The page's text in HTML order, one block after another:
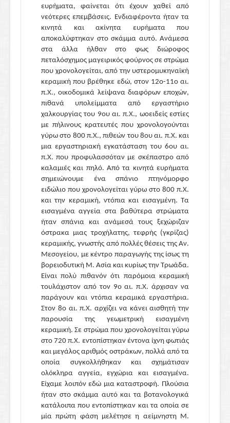
ευρήματα, φαίνεται ότι έχουν χαθεί από
νεότερες επεμβάσεις. Ενδιαφέροντα ήταν τα
κινητά και ακίνητα ευρήματα που
αποκαλύφτηκαν στο σκάμμα αυτό. Ανάμεσα
στα άλλα ήλθαν στο φως διώροφος
πεταλόσχημος μαγειρικός φούρνος σε στρώμα
που χρονολογείται, από την υστερομυκηναϊκή
κεραμική που βρέθηκε εδώ, στον 12ο-11ο αι.
π.Χ., οικοδομικά λείψανα διαφόρων εποχών,
πιθανά υπολείμματα από εργαστήριο
χαλκουργίας του 9ου αι. π.Χ., ωοειδείς εστίες
με πήλινους κρατευτές που χρονολογούνται
γύρω στο 800 π.Χ., πιθεών του 8ου αι. π.Χ. και
μια εργαστηριακή εγκατάσταση του 6ου αι.
π.Χ. που προφυλασσόταν με σκέπαστρο από
καλαμιές και πηλό. Από τα κινητά ευρήματα
σημειώνουμε ένα σπάνιο πτηνόμορφο
ειδώλιο που χρονολογείται γύρω στο 800 π.Χ.
και την κεραμική, ντόπια και εισαγμένη. Τα
εισαγμένα αγγεία στα βαθύτερα στρώματα
ήταν σπάνια και ανάμεσά τους ξεχώριζαν
όστρακα μιας τροχήλατης, τεφρής (γκρίζας)
κεραμικής, γνωστής από πολλές θέσεις της Αν.
Μεσογείου, με κέντρο παραγωγής της ίσως τη
βορειοδυτική Μ. Ασία και κυρίως την Τρωάδα.
Είναι πολύ πιθανόν ότι παρόμοια κεραμική
τουλάχιστον από τον 9ο αι. π.Χ. άρχισαν να
παράγουν και ντόπια κεραμικά εργαστήρια.
Στον 8ο αι. π.Χ. αρχίζει να κάνει αισθητή την
παρουσία της γεωμετρική εισαγμένη
κεραμική. Σε στρώμα που χρονολογείται γύρω
στο 720 π.Χ. εντοπίστηκαν έντονα ίχνη φωτιάς
και μεγάλος αριθμός οστράκων, πολλά από τα
οποία συγκολλήθηκαν και σχημάτισαν
ολόκληρα αγγεία, εγχώρια και εισαγμένα.
Είχαμε λοιπόν εδώ μια καταστροφή. Πλούσια
ήταν στο σκάμμα αυτό και τα βοτανολογικά
κατάλοιπα που εντοπίστηκαν και τα οποία σε
μία πρώτη φάση μελέτησε η αείμνηστη Μ.